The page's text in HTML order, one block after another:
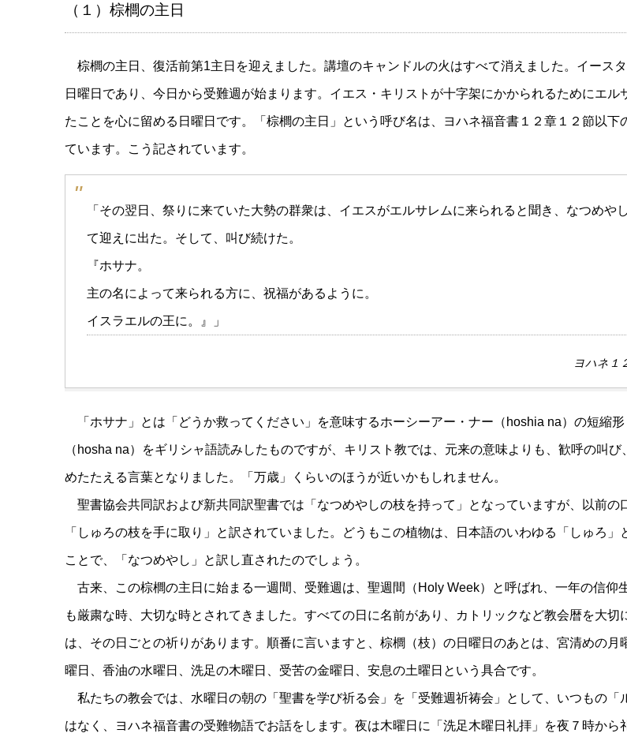
（１）棕櫚の主日
棕櫚の主日、復活前第1主日を迎えました。講壇のキャンドルの火はすべて消えました。イース
日曜日であり、今日から受難週が始まります。イエス・キリストが十字架にかかられるためにエル
たことを心に留める日曜日です。「棕櫚の主日」という呼び名は、ヨハネ福音書１２章１２節以下
ています。こう記されています。
「その翌日、祭りに来ていた大勢の群衆は、イエスがエルサレムに来られると聞き、なつめや
て迎えに出た。そして、叫び続けた。
『ホサナ。
主の名によって来られる方に、祝福があるように。
イスラエルの王に。』」
ヨハネ１
「ホサナ」とは「どうか救ってください」を意味するホーシーアー・ナー（hoshia na）の短縮
（hosha na）をギリシャ語読みしたものですが、キリスト教では、元来の意味よりも、歓呼の叫び
めたたえる言葉となりました。「万歳」くらいのほうが近いかもしれません。
聖書協会共同訳および新共同訳聖書では「なつめやしの枝を持って」となっていますが、以前の
「しゅろの枝を手に取り」と訳されていました。どうもこの植物は、日本語のいわゆる「しゅろ」
ことで、「なつめやし」と訳し直されたのでしょう。
古来、この棕櫚の主日に始まる一週間、受難週は、聖週間（Holy Week）と呼ばれ、一年の信仰
も厳粛な時、大切な時とされてきました。すべての日に名前があり、カトリックなど教会暦を大切
は、その日ごとの祈りがあります。順番に言いますと、棕櫚（枝）の日曜日のあとは、宮清めの月
曜日、香油の水曜日、洗足の木曜日、受苦の金曜日、安息の土曜日という具合です。
私たちの教会では、水曜日の朝の「聖書を学び祈る会」を「受難週祈祷会」として、いつもの「
はなく、ヨハネ福音書の受難物語でお話をします。夜は木曜日に「洗足木曜日礼拝」を夜７時から